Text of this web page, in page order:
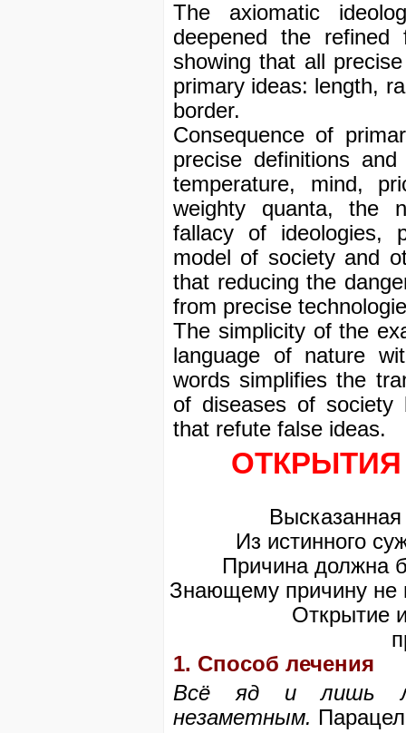
The axiomatic
deepened the refined
showing that all
primary ideas: length,
border.
Consequence of
precise definitions
temperature, mind,
weighty quanta, the
fallacy of ideologies,
model of society and
that reducing the
from precise
The simplicity of the
language of nature
words simplifies the
of diseases of society
that refute false ideas.
Из истинного
Причина должна
Знающему причину не
Открытие
1. Способ лечения
Всё яд и лишь
незаметным.